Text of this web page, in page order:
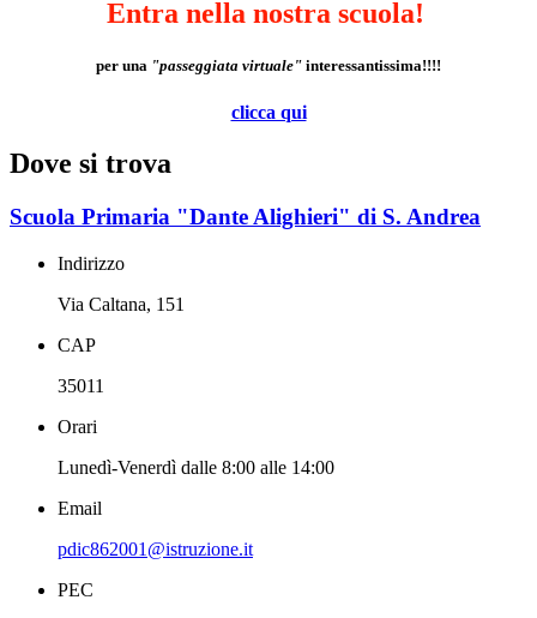
Entra nella nostra scuola!
per una "passeggiata virtuale" interessantissima!!!!
clicca qui
Dove si trova
Scuola Primaria "Dante Alighieri" di S. Andrea
Indirizzo
Via Caltana, 151
CAP
35011
Orari
Lunedì-Venerdì dalle 8:00 alle 14:00
Email
pdic862001@istruzione.it
PEC